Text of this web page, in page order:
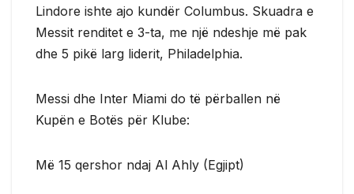
Lindore ishte ajo kundër Columbus. Skuadra e
Messit renditet e 3-ta, me një ndeshje më pak
dhe 5 pikë larg liderit, Philadelphia.
Messi dhe Inter Miami do të përballen në
Kupën e Botës për Klube:
Më 15 qershor ndaj Al Ahly (Egjipt)